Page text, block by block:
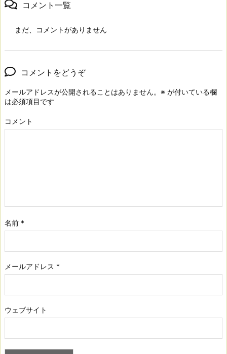
コメント一覧
まだ、コメントがありません
コメントをどうぞ
メールアドレスが公開されることはありません。 ※ が付いている欄
は必須項目です
コメント
名前 *
メールアドレス *
ウェブサイト